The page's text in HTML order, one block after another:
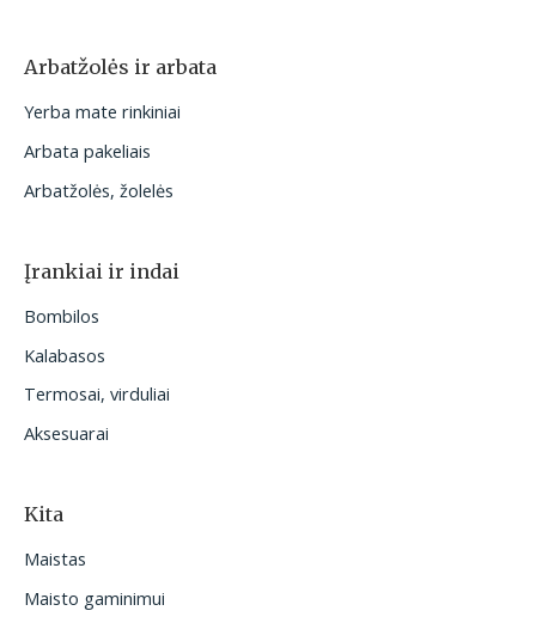
Arbatžolės ir arbata
Yerba mate rinkiniai
Arbata pakeliais
Arbatžolės, žolelės
Įrankiai ir indai
Bombilos
Kalabasos
Termosai, virduliai
Aksesuarai
Kita
Maistas
Maisto gaminimui